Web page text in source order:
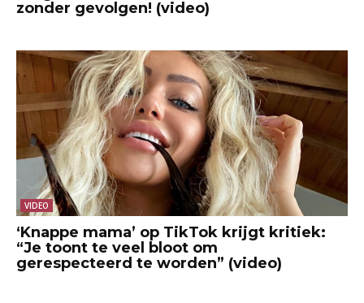
zonder gevolgen! (video)
VIDEO
‘Knappe mama’ op TikTok krijgt kritiek:
“Je toont te veel bloot om
gerespecteerd te worden” (video)